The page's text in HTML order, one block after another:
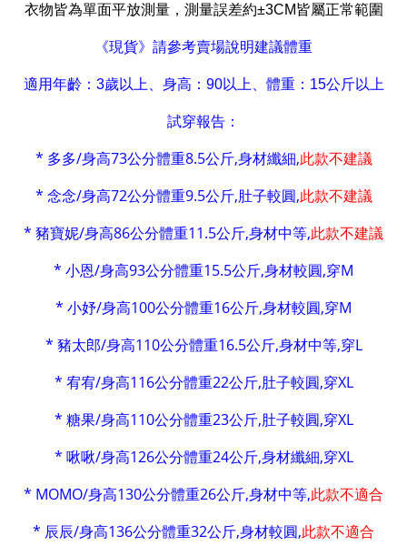
衣物皆為單面平放測量，測量誤差約±3CM皆屬正常範圍
《現貨》請參考賣場說明建議體重
適用年齡：3歲以上、身高：90以上、體重：15公斤以上
試穿報告：
* 多多/身高73公分體重8.5公斤,身材纖細,此款不建議
* 念念/身高72公分體重9.5公斤,肚子較圓,此款不建議
* 豬寶妮/身高86公分體重11.5公斤,身材中等,此款不建議
* 小恩/身高93公分體重15.5公斤,身材較圓,穿M
* 小妤/身高100公分體重16公斤,身材較圓,穿M
* 豬太郎/身高110公分體重16.5公斤,身材中等,穿L
* 宥宥/身高116公分體重22公斤,肚子較圓,穿XL
* 糖果/身高110公分體重23公斤,肚子較圓,穿XL
* 啾啾/身高126公分體重24公斤,身材纖細,穿XL
* MOMO/身高130公分體重26公斤,身材中等,此款不適合
* 辰辰/身高136公分體重32公斤,身材較圓,此款不適合